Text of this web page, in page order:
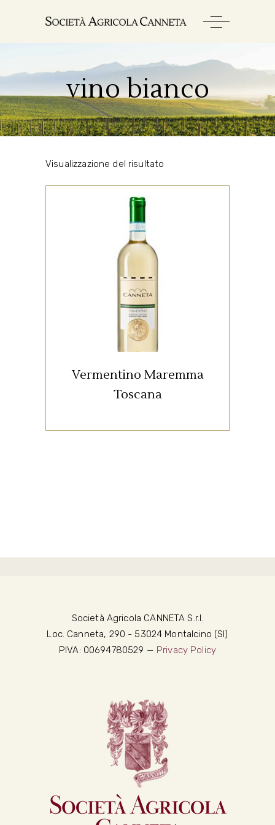
vino bianco
Visualizzazione del risultato
CINIGIANO
Il nostro Vermentino nasce a
Cinigiano a 300 metri di
altitudine. Vino tradizionale della
Maremma viene riproposto e
valorizzato nella DOC Maremma
Vermentino Maremma
Toscana
Società Agricola CANNETA S.r.l.
Loc. Canneta, 290 - 53024 Montalcino (SI)
PIVA: 00694780529 — Privacy Policy